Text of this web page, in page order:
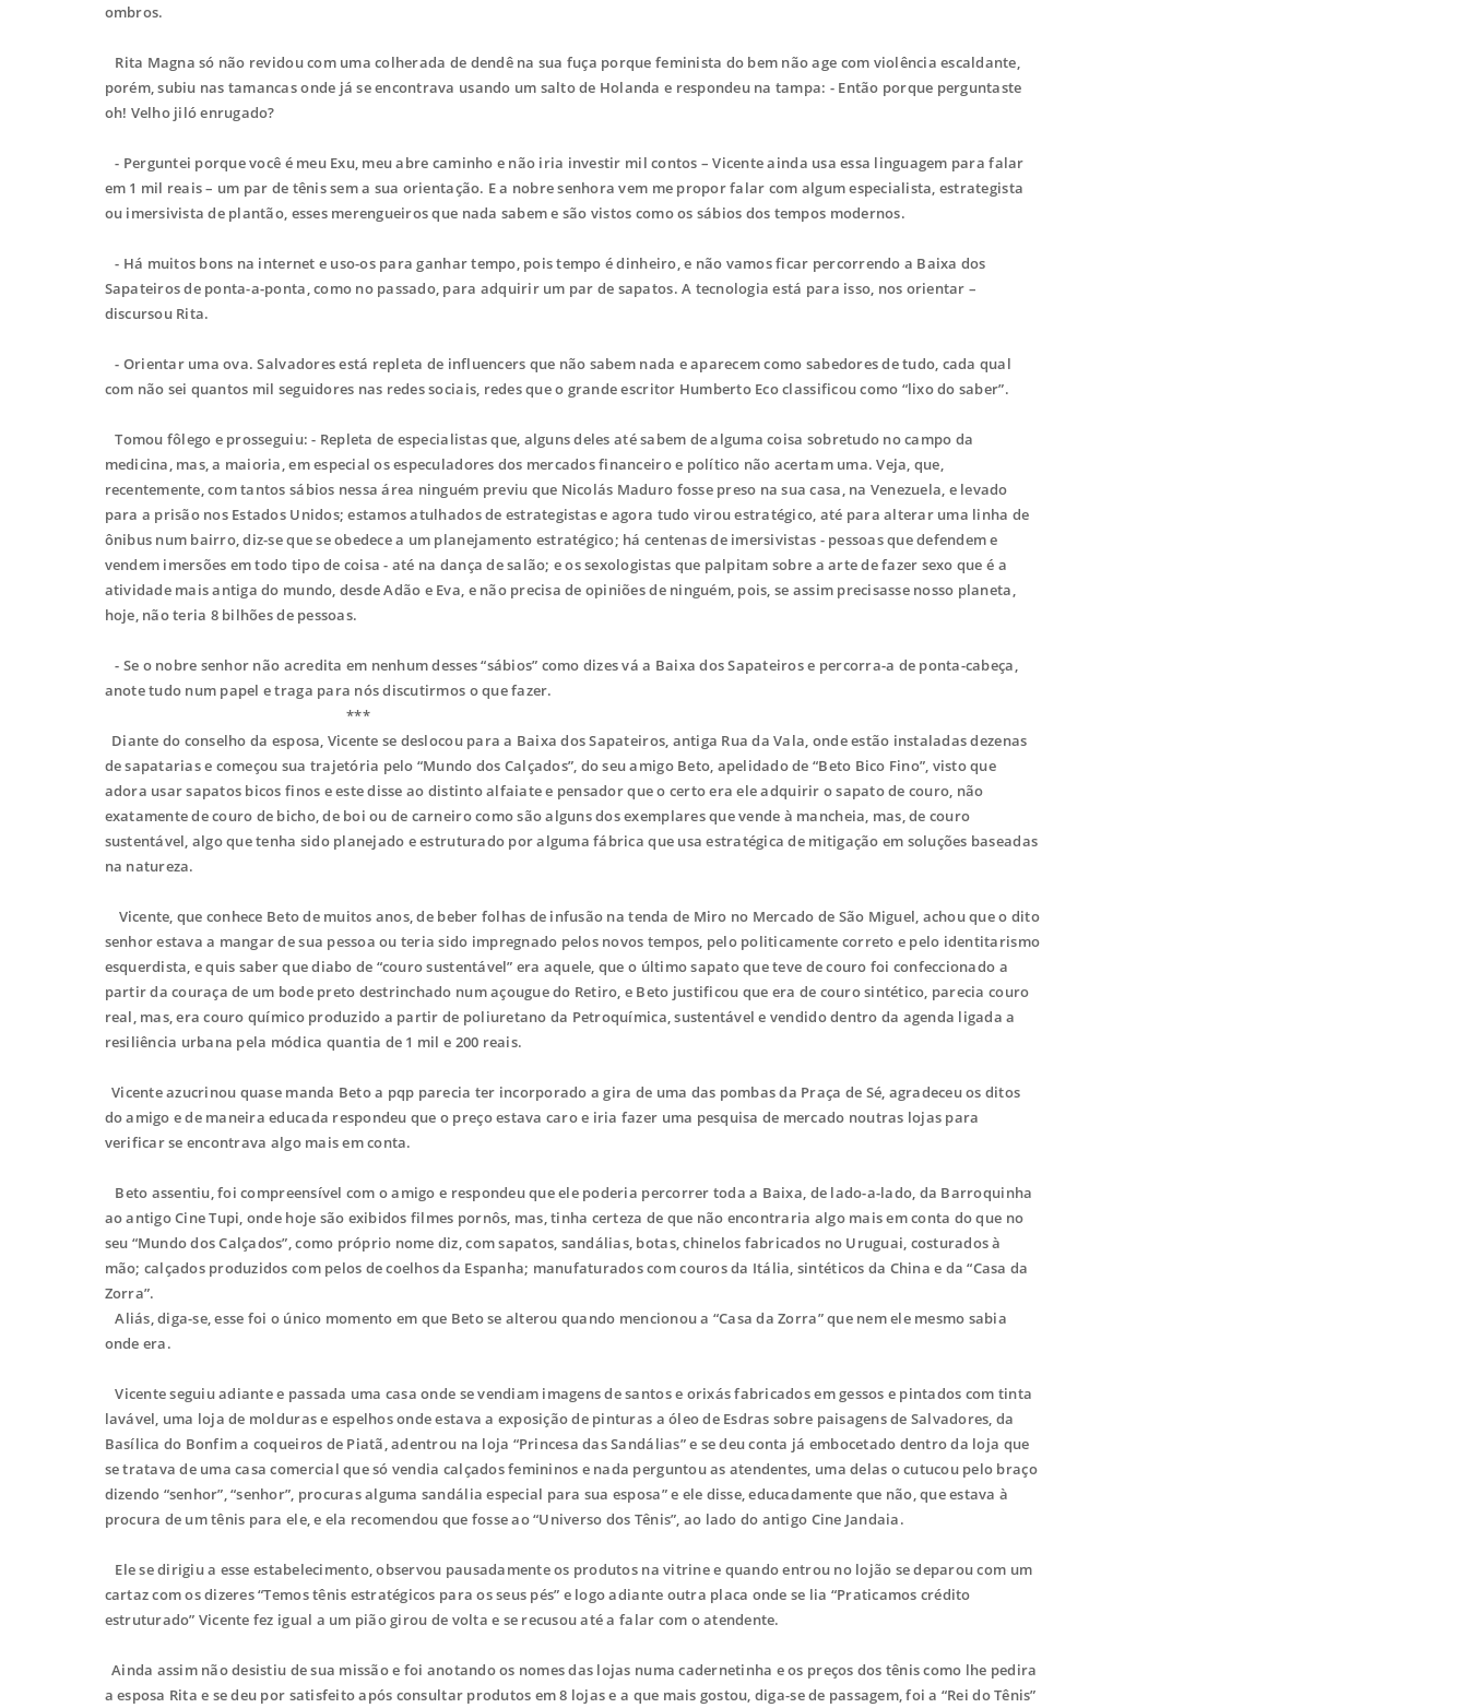
ombros.
Rita Magna só não revidou com uma colherada de dendê na sua fuça porque feminista do bem não age com violência escaldante,
porém, subiu nas tamancas onde já se encontrava usando um salto de Holanda e respondeu na tampa: - Então porque perguntaste
oh! Velho jiló enrugado?
- Perguntei porque você é meu Exu, meu abre caminho e não iria investir mil contos – Vicente ainda usa essa linguagem para falar
em 1 mil reais – um par de tênis sem a sua orientação. E a nobre senhora vem me propor falar com algum especialista, estrategista
ou imersivista de plantão, esses merengueiros que nada sabem e são vistos como os sábios dos tempos modernos.
- Há muitos bons na internet e uso-os para ganhar tempo, pois tempo é dinheiro, e não vamos ficar percorrendo a Baixa dos
Sapateiros de ponta-a-ponta, como no passado, para adquirir um par de sapatos. A tecnologia está para isso, nos orientar –
discursou Rita.
- Orientar uma ova. Salvadores está repleta de influencers que não sabem nada e aparecem como sabedores de tudo, cada qual
com não sei quantos mil seguidores nas redes sociais, redes que o grande escritor Humberto Eco classificou como “lixo do saber”.
Tomou fôlego e prosseguiu: - Repleta de especialistas que, alguns deles até sabem de alguma coisa sobretudo no campo da
medicina, mas, a maioria, em especial os especuladores dos mercados financeiro e político não acertam uma. Veja, que,
recentemente, com tantos sábios nessa área ninguém previu que Nicolás Maduro fosse preso na sua casa, na Venezuela, e levado
para a prisão nos Estados Unidos; estamos atulhados de estrategistas e agora tudo virou estratégico, até para alterar uma linha de
ônibus num bairro, diz-se que se obedece a um planejamento estratégico; há centenas de imersivistas - pessoas que defendem e
vendem imersões em todo tipo de coisa - até na dança de salão; e os sexologistas que palpitam sobre a arte de fazer sexo que é a
atividade mais antiga do mundo, desde Adão e Eva, e não precisa de opiniões de ninguém, pois, se assim precisasse nosso planeta,
hoje, não teria 8 bilhões de pessoas.
- Se o nobre senhor não acredita em nenhum desses “sábios” como dizes vá a Baixa dos Sapateiros e percorra-a de ponta-cabeça,
anote tudo num papel e traga para nós discutirmos o que fazer.
***
Diante do conselho da esposa, Vicente se deslocou para a Baixa dos Sapateiros, antiga Rua da Vala, onde estão instaladas dezenas
de sapatarias e começou sua trajetória pelo “Mundo dos Calçados”, do seu amigo Beto, apelidado de “Beto Bico Fino”, visto que
adora usar sapatos bicos finos e este disse ao distinto alfaiate e pensador que o certo era ele adquirir o sapato de couro, não
exatamente de couro de bicho, de boi ou de carneiro como são alguns dos exemplares que vende à mancheia, mas, de couro
sustentável, algo que tenha sido planejado e estruturado por alguma fábrica que usa estratégica de mitigação em soluções baseadas
na natureza.
Vicente, que conhece Beto de muitos anos, de beber folhas de infusão na tenda de Miro no Mercado de São Miguel, achou que o dito
senhor estava a mangar de sua pessoa ou teria sido impregnado pelos novos tempos, pelo politicamente correto e pelo identitarismo
esquerdista, e quis saber que diabo de “couro sustentável” era aquele, que o último sapato que teve de couro foi confeccionado a
partir da couraça de um bode preto destrinchado num açougue do Retiro, e Beto justificou que era de couro sintético, parecia couro
real, mas, era couro químico produzido a partir de poliuretano da Petroquímica, sustentável e vendido dentro da agenda ligada a
resiliência urbana pela módica quantia de 1 mil e 200 reais.
Vicente azucrinou quase manda Beto a pqp parecia ter incorporado a gira de uma das pombas da Praça de Sé, agradeceu os ditos
do amigo e de maneira educada respondeu que o preço estava caro e iria fazer uma pesquisa de mercado noutras lojas para
verificar se encontrava algo mais em conta.
Beto assentiu, foi compreensível com o amigo e respondeu que ele poderia percorrer toda a Baixa, de lado-a-lado, da Barroquinha
ao antigo Cine Tupi, onde hoje são exibidos filmes pornôs, mas, tinha certeza de que não encontraria algo mais em conta do que no
seu “Mundo dos Calçados”, como próprio nome diz, com sapatos, sandálias, botas, chinelos fabricados no Uruguai, costurados à
mão; calçados produzidos com pelos de coelhos da Espanha; manufaturados com couros da Itália, sintéticos da China e da “Casa da
Zorra”.
Aliás, diga-se, esse foi o único momento em que Beto se alterou quando mencionou a “Casa da Zorra” que nem ele mesmo sabia
onde era.
Vicente seguiu adiante e passada uma casa onde se vendiam imagens de santos e orixás fabricados em gessos e pintados com tinta
lavável, uma loja de molduras e espelhos onde estava a exposição de pinturas a óleo de Esdras sobre paisagens de Salvadores, da
Basílica do Bonfim a coqueiros de Piatã, adentrou na loja “Princesa das Sandálias” e se deu conta já embocetado dentro da loja que
se tratava de uma casa comercial que só vendia calçados femininos e nada perguntou as atendentes, uma delas o cutucou pelo braço
dizendo “senhor”, “senhor”, procuras alguma sandália especial para sua esposa” e ele disse, educadamente que não, que estava à
procura de um tênis para ele, e ela recomendou que fosse ao “Universo dos Tênis”, ao lado do antigo Cine Jandaia.
Ele se dirigiu a esse estabelecimento, observou pausadamente os produtos na vitrine e quando entrou no lojão se deparou com um
cartaz com os dizeres “Temos tênis estratégicos para os seus pés” e logo adiante outra placa onde se lia “Praticamos crédito
estruturado” Vicente fez igual a um pião girou de volta e se recusou até a falar com o atendente.
Ainda assim não desistiu de sua missão e foi anotando os nomes das lojas numa cadernetinha e os preços dos tênis como lhe pedira
a esposa Rita e se deu por satisfeito após consultar produtos em 8 lojas e a que mais gostou, diga-se de passagem, foi a “Rei do Tênis”